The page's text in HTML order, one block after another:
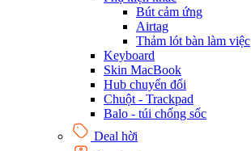
Bút cảm ứng
Airtag
Thảm lót bàn làm việc
Keyboard
Skin MacBook
Hub chuyển đổi
Chuột - Trackpad
Balo - túi chống sốc
Deal hời